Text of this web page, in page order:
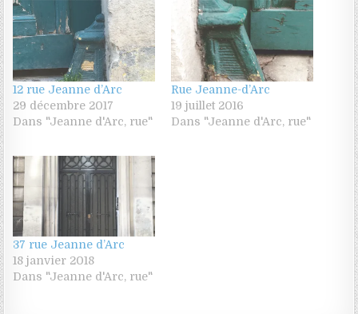
12 rue Jeanne d’Arc
29 décembre 2017
Dans "Jeanne d'Arc, rue"
Rue Jeanne-d’Arc
19 juillet 2016
Dans "Jeanne d'Arc, rue"
37 rue Jeanne d’Arc
18 janvier 2018
Dans "Jeanne d'Arc, rue"